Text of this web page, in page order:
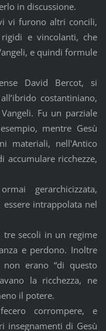
in discussione.
vi furono altri concili,
e vincolanti, che
e quindi formule
David Bercot, si
costantiniano,
Fu un parziale
mentre Gesù
materiali, nell'Antico
accumulare ricchezze,
gerarchicizzata,
intrappolata nel
tre secoli in un regime
e perdono. Inoltre
non erano “di questo
la ricchezza, ne
il potere.
corrompere, e
insegnamenti di Gesù